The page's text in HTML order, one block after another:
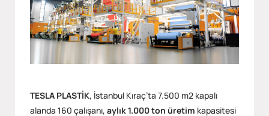
TESLA PLASTİK, İstanbul Kıraç’ta 7.500 m2 kapalı
alanda 160 çalışanı, aylık 1.000 ton üretim kapasitesi